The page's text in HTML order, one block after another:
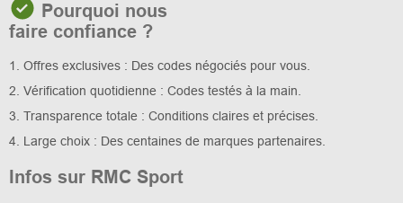
Pourquoi nous
faire confiance ?
1. Offres exclusives : Des codes négociés pour vous.
2. Vérification quotidienne : Codes testés à la main.
3. Transparence totale : Conditions claires et précises.
4. Large choix : Des centaines de marques partenaires.
Infos sur RMC Sport